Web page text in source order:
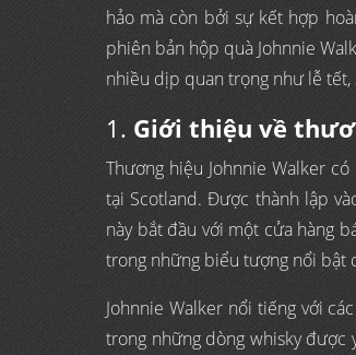
hảo mà còn bởi sự kết hợp
phiên bản hộp quà Johnnie
nhiều dịp quan trọng như lễ tết,
1. Giới thiệu về
Thương hiệu Johnnie Walker
tại Scotland. Được thành lập
này bắt đầu với một cửa hàng
trong những biểu tượng nổi bật
Johnnie Walker nổi tiếng với
trong những dòng whisky được